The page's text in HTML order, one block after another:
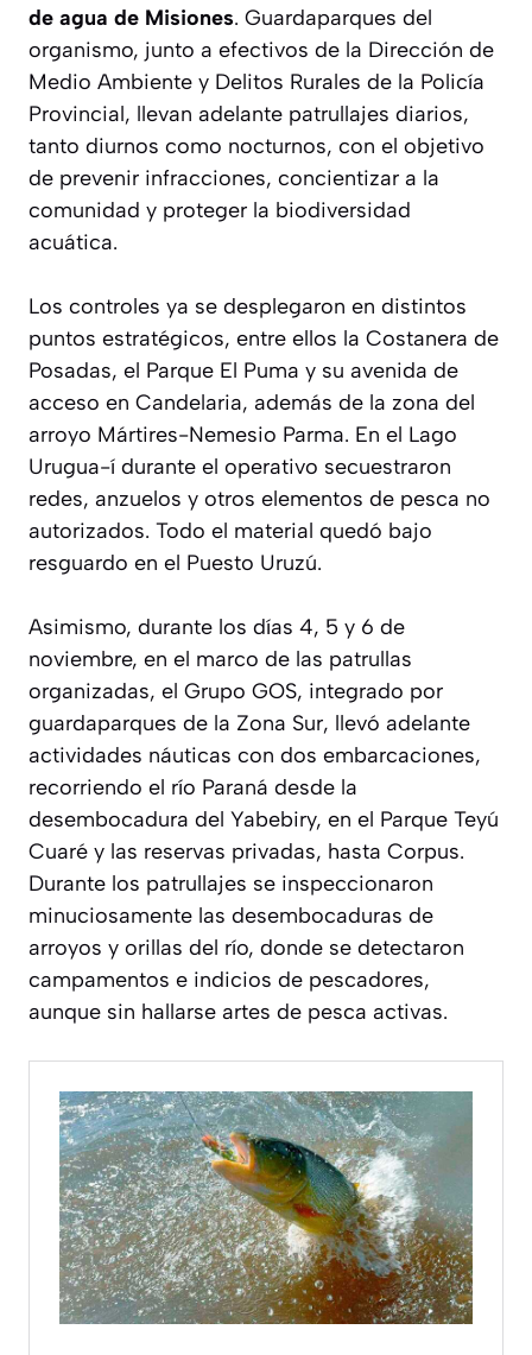
de agua de Misiones. Guardaparques del
organismo, junto a efectivos de la Dirección de
Medio Ambiente y Delitos Rurales de la Policía
Provincial, llevan adelante patrullajes diarios,
tanto diurnos como nocturnos, con el objetivo
de prevenir infracciones, concientizar a la
comunidad y proteger la biodiversidad
acuática.
Los controles ya se desplegaron en distintos
puntos estratégicos, entre ellos la Costanera de
Posadas, el Parque El Puma y su avenida de
acceso en Candelaria, además de la zona del
arroyo Mártires-Nemesio Parma. En el Lago
Urugua-í durante el operativo secuestraron
redes, anzuelos y otros elementos de pesca no
autorizados. Todo el material quedó bajo
resguardo en el Puesto Uruzú.
Asimismo, durante los días 4, 5 y 6 de
noviembre, en el marco de las patrullas
organizadas, el Grupo GOS, integrado por
guardaparques de la Zona Sur, llevó adelante
actividades náuticas con dos embarcaciones,
recorriendo el río Paraná desde la
desembocadura del Yabebiry, en el Parque Teyú
Cuaré y las reservas privadas, hasta Corpus.
Durante los patrullajes se inspeccionaron
minuciosamente las desembocaduras de
arroyos y orillas del río, donde se detectaron
campamentos e indicios de pescadores,
aunque sin hallarse artes de pesca activas.